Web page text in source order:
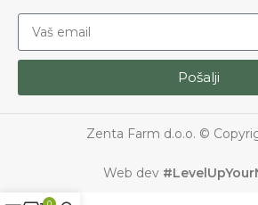
Pošalji
Zenta Farm d.o.o. ©
Web dev